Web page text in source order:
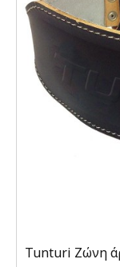
Tunturi Ζώνη